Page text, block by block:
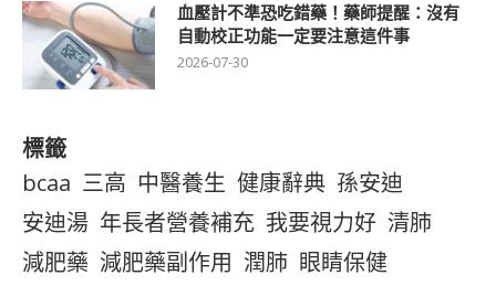
血壓計不準恐吃錯藥！藥師提醒：沒有
自動校正功能一定要注意這件事
2026-07-30
標籤
bcaa 三高 中醫養生 健康辭典 孫安迪
安迪湯 年長者營養補充 我要視力好 清肺
減肥藥 減肥藥副作用 潤肺 眼睛保健